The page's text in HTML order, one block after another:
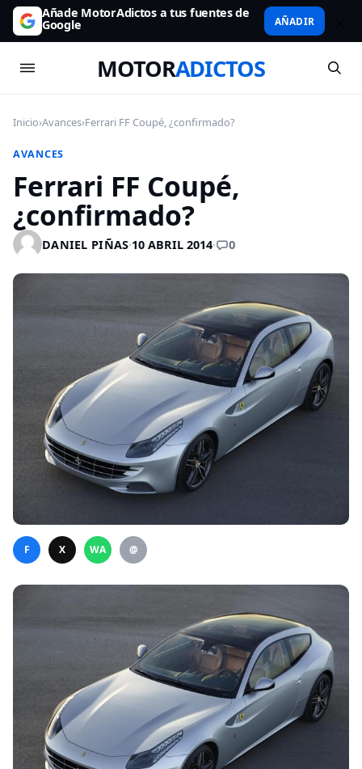
Añade MotorAdictos a tus fuentes de
Google AÑADIR
MOTORADICTOS
Inicio›Avances›Ferrari FF Coupé, ¿confirmado?
AVANCES
Ferrari FF Coupé,
¿confirmado?
DANIEL PIÑAS·10 ABRIL 2014· 0
F X WA @